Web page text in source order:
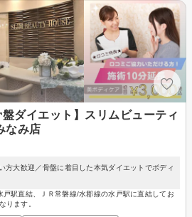
ダイエット】スリムビューティ
なみ店
方大歓迎／骨盤に着目した本気ダイエットでボディ
戸駅直結、ＪＲ常磐線/水郡線の水戸駅に直結してお
ります。